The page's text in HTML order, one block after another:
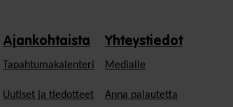
Ajankohtaista
Tapahtumakalenteri
Uutiset ja tiedotteet
Yhteystiedot
Medialle
Anna palautetta